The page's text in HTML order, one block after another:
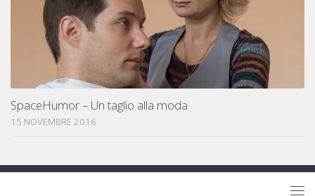
SpaceHumor – Un taglio alla moda
15 NOVEMBRE 2016